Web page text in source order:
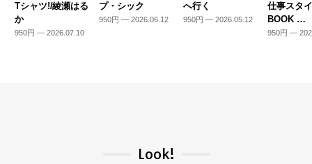
Tシャツ!/綾瀬はる
か
950円 — 2026.07.10
プ・シック
950円 — 2026.06.12
へ行く
950円 — 2026.05.12
仕事スタ
BOOK …
950円 —
Look!